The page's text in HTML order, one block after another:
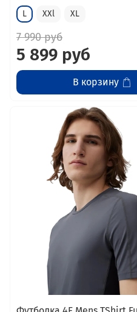
L XXl XL
7 990 руб
5 899 руб
В корзину